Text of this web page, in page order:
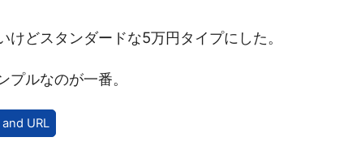
どスタンダードな5万円タイプにした。
ルなのが一番。
URL